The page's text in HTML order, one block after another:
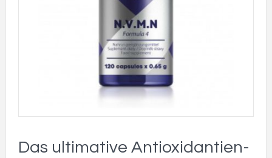
Das ultimative Antioxidantien-